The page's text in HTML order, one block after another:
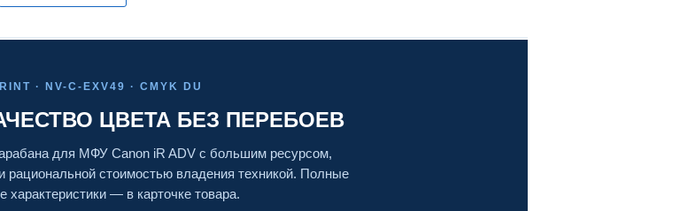
· NV-C-EXV49 · CMYK DU
ЦВЕТА БЕЗ ПЕРЕБОЕВ
для МФУ Canon iR ADV с большим ресурсом,
рациональной стоимостью владения техникой. Полные
характеристики — в карточке товара.